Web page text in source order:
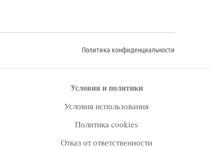
Политика конфиденциальности
Условия и политики
Условия использования
Политика cookies
Отказ от ответственности